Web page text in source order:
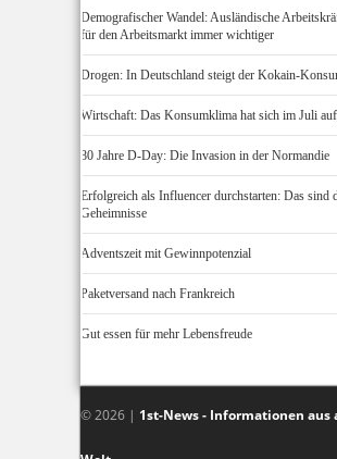
Demografischer Wandel: Ausländische
für den Arbeitsmarkt immer wichtiger
Drogen: In Deutschland steigt der Kokain-
Wirtschaft: Das Konsumklima hat sich im Juli
80 Jahre D-Day: Die Invasion in der Normandie
Erfolgreich als Influencer durchstarten: Das sind
Geheimnisse
Adventszeit mit Gewinnpotenzial
Paketversand nach Frankreich
Gut essen für mehr Lebensfreude
© 2026 | 1st-News - Informationen aus